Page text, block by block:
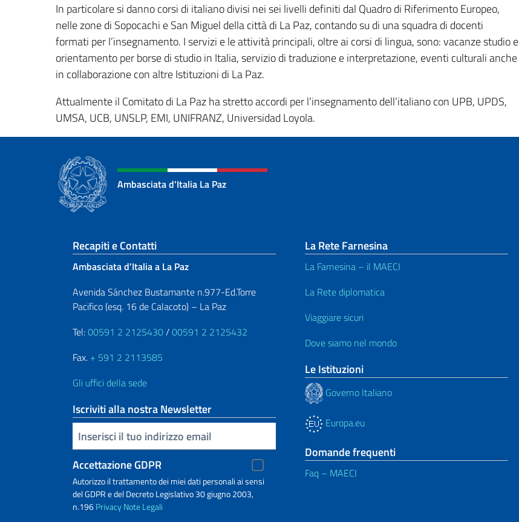
In particolare si danno corsi di italiano divisi nei sei livelli definiti dal Quadro di Riferimento Europeo,
nelle zone di Sopocachi e San Miguel della città di La Paz, contando su di una squadra di docenti
formati per l’insegnamento. I servizi e le attività principali, oltre ai corsi di lingua, sono: vacanze studio e
orientamento per borse di studio in Italia, servizio di traduzione e interpretazione, eventi culturali anche
in collaborazione con altre Istituzioni di La Paz.
Attualmente il Comitato di La Paz ha stretto accordi per l’insegnamento dell’italiano con UPB, UPDS,
UMSA, UCB, UNSLP, EMI, UNIFRANZ, Universidad Loyola.
Ambasciata d'Italia La Paz
Sezione footer
Recapiti e Contatti
Ambasciata d’Italia a La Paz
Avenida Sánchez Bustamante n.977-Ed.Torre
Pacifico (esq. 16 de Calacoto) – La Paz
Tel:00591 2 2125430/00591 2 2125432
Fax. + 591 2 2113585
Gli uffici della sede
Iscriviti alla nostra Newsletter
Inserisci la tua email
Accettazione GDPR
Autorizzo il trattamento dei miei dati personali ai sensi
del GDPR e del Decreto Legislativo 30 giugno 2003,
n.196PrivacyNote Legali
La Rete Farnesina
La Farnesina – il MAECI
La Rete diplomatica
Viaggiare sicuri
Dove siamo nel mondo
Le Istituzioni
Governo Italiano
Europa.eu
Domande frequenti
Faq – MAECI